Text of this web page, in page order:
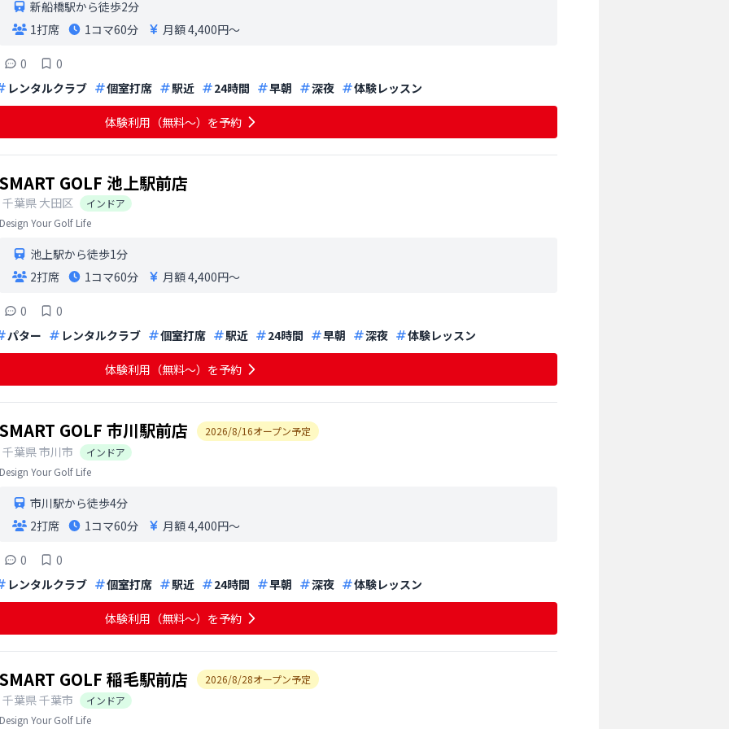
新船橋駅から徒歩2分
1打席
1コマ60分 月額 4,400円〜
0
0
レンタルクラブ
個室打席 駅近 24時間 早朝 深夜 体験レッスン
体験利用（無料〜）を予約
SMART GOLF 池上駅前店
千葉県 大田区
インドア
Design Your Golf Life
池上駅から徒歩1分
2打席
1コマ60分 月額 4,400円〜
0
0
パター
レンタルクラブ 個室打席 駅近 24時間 早朝 深夜 体験レッスン
体験利用（無料〜）を予約
SMART GOLF 市川駅前店 2026/8/16オープン予定
千葉県市川市
インドア
Design Your Golf Life
市川駅から徒歩4分
2打席
1コマ60分 月額 4,400円〜
0
0
レンタルクラブ
個室打席 駅近 24時間 早朝 深夜 体験レッスン
体験利用（無料〜）を予約
SMART GOLF 稲毛駅前店 2026/8/28オープン予定
千葉県千葉市
インドア
Design Your Golf Life